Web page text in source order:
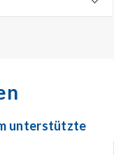
unterstützte